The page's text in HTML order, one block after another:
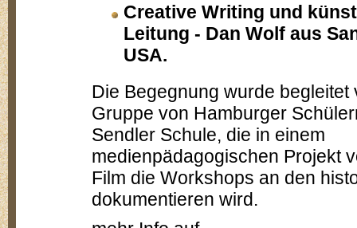
Creative Writing und
Leitung - Dan Wolf aus
USA.
Die Begegnung wurde begleitet
Gruppe von Hamburger
Sendler Schule, die in einem
medienpädagogischen Projekt
Film die Workshops an den
dokumentieren wird.